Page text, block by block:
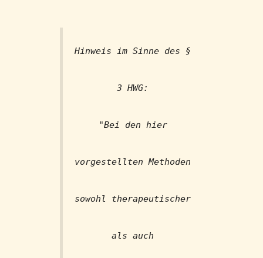
Hinweis im Sinne des §
3 HWG:
"Bei den hier
vorgestellten Methoden
sowohl therapeutischer
als auch